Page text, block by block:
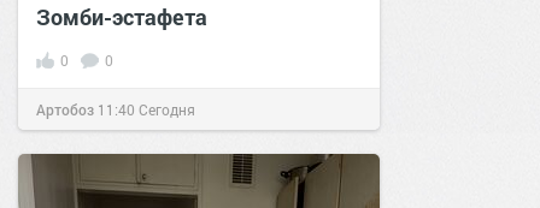
Зомби-эстафета
0 0
Артобоз 11:40 Сегодня